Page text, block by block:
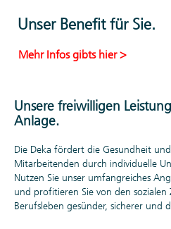
Teamwork
machen den
Unterschied. Bei der
Deka trifft
Professionalität und
Fachwissen auf ein
kollegiales
Miteinander, in dem
man aufeinander
Unser Benefit für Sie.
Mehr Infos gibts hier >
Unsere freiwilligen
Anlage.
Die Deka fördert die Gesundheit
Mitarbeitenden durch individuelle
Nutzen Sie unser umfangreiches
und profitieren Sie von den sozialen
Berufsleben gesünder, sicherer